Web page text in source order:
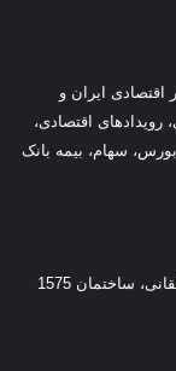
اقتصادی ایران و
اقتصادی،
سهام، بیمه بانک
آدرس : تهران ، خیابان ولیعصر(عج)، جنب چهارراه طالقانی، ساختمان 1575